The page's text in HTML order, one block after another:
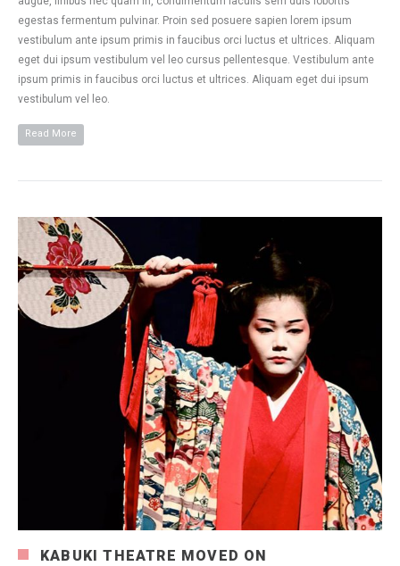
egestas fermentum pulvinar. Proin sed posuere sapien lorem ipsum
vestibulum ante ipsum primis in faucibus orci luctus et ultrices. Aliquam
eget dui ipsum vestibulum vel leo cursus pellentesque. Vestibulum ante
ipsum primis in faucibus orci luctus et ultrices. Aliquam eget dui ipsum
vestibulum vel leo.
Read More
KABUKI THEATRE MOVED ON